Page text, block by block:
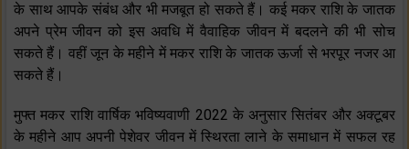
के साथ आपके संबंध और भी मजबूत हो सकते हैं। कई मकर राशि के जातक
अपने प्रेम जीवन को इस अवधि में वैवाहिक जीवन में बदलने की भी सोच
सकते हैं। वहीं जून के महीने में मकर राशि के जातक ऊर्जा से भरपूर नजर आ
सकते हैं।
मुफ्त मकर राशि वार्षिक भविष्यवाणी 2022 के अनुसार सितंबर और अक्टूबर
के महीने आप अपनी पेशेवर जीवन में स्थिरता लाने के समाधान में सफल रह